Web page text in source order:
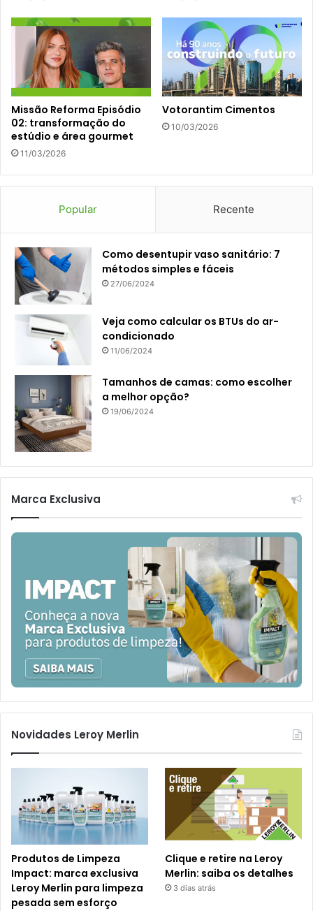
Missão Reforma Episódio
02: transformação do
estúdio e área gourmet
11/03/2026
Votorantim Cimentos
10/03/2026
Popular Recente
Como desentupir vaso sanitário: 7
métodos simples e fáceis
27/06/2024
Veja como calcular os BTUs do ar-
condicionado
11/06/2024
Tamanhos de camas: como escolher
a melhor opção?
19/06/2024
Marca Exclusiva
Novidades Leroy Merlin
Produtos de Limpeza
Impact: marca exclusiva
Leroy Merlin para limpeza
pesada sem esforço
Clique e retire na Leroy
Merlin: saiba os detalhes
3 dias atrás